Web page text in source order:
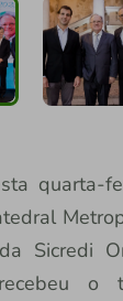
quarta-
Sicredi
o